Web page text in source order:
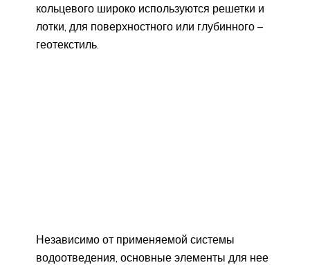
кольцевого широко используются решетки и
лотки, для поверхностного или глубинного –
геотекстиль.
Независимо от применяемой системы
водоотведения, основные элементы для нее